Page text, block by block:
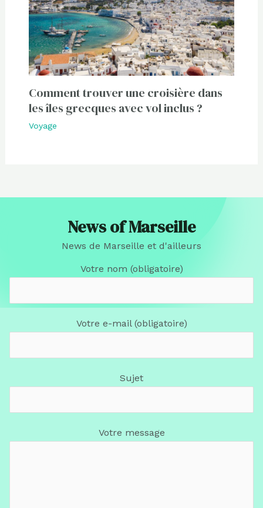
Comment trouver une croisière dans
les îles grecques avec vol inclus ?
Voyage
News of Marseille
News de Marseille et d'ailleurs
Votre nom (obligatoire)
Votre e-mail (obligatoire)
Sujet
Votre message